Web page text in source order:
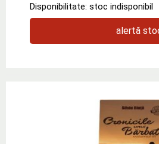
Disponibilitate: stoc indisponibil
alertă